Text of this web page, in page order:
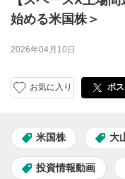
始める米国株＞
2026年04月10日
お気に入り ポス
米国株 大
投資情報動画